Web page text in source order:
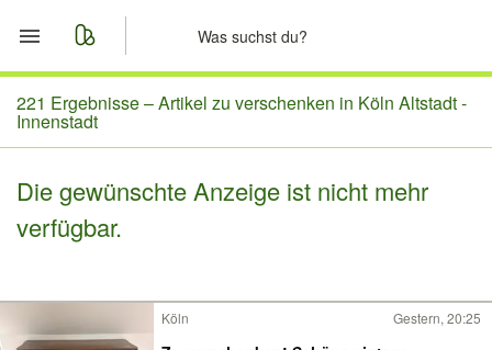
Start
Merkliste
Nachrichten
221 Ergebnisse –Artikel zu verschenken in Köln Altstadt -
Innenstadt
Die gewünschte Anzeige ist nicht mehr
verfügbar.
Köln Gestern, 20:25